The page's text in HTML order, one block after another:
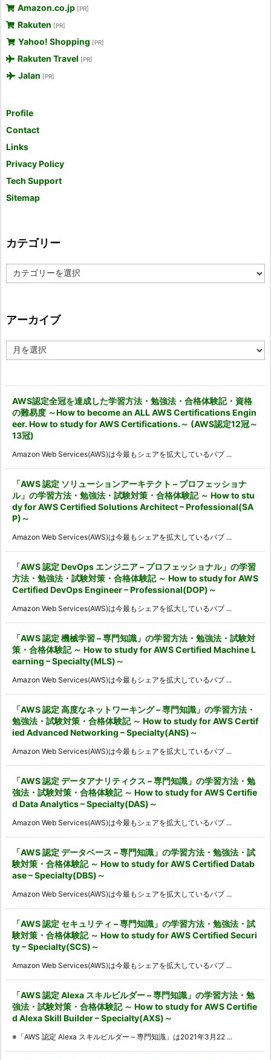
Amazon.co.jp [PR]
Rakuten [PR]
Yahoo! Shopping [PR]
Rakuten Travel [PR]
Jalan [PR]
Profile
Contact
Links
Privacy Policy
Tech Support
Sitemap
カテゴリー
テ
ー
アーカイブ
ー
AWS認定全冠を達成した学習方法・勉強法・合格体験記・資格
の難易度 ～How to become an ALL AWS Certifications Engin
eer. How to study for AWS Certifications.～ (AWS認定12冠～
13冠)
Amazon Web Services(AWS)は今最もシェアを拡大しているパブ ...
「AWS 認定 ソリューションアーキテクト – プロフェッショナ
ル」の学習方法・勉強法・試験対策・合格体験記 ～ How to stu
dy for AWS Certified Solutions Architect – Professional(SA
P)～
Amazon Web Services(AWS)は今最もシェアを拡大しているパブ ...
「AWS 認定 DevOps エンジニア – プロフェッショナル」の学習
方法・勉強法・試験対策・合格体験記 ～ How to study for AWS
Certified DevOps Engineer – Professional(DOP)～
Amazon Web Services(AWS)は今最もシェアを拡大しているパブ ...
「AWS 認定 機械学習 – 専門知識」の学習方法・勉強法・試験対
策・合格体験記 ～ How to study for AWS Certified Machine L
earning – Specialty(MLS)～
Amazon Web Services(AWS)は今最もシェアを拡大しているパブ ...
「AWS 認定 高度なネットワーキング – 専門知識」の学習方法・
勉強法・試験対策・合格体験記 ～ How to study for AWS Certif
ied Advanced Networking – Specialty(ANS)～
Amazon Web Services(AWS)は今最もシェアを拡大しているパブ ...
「AWS 認定 データアナリティクス – 専門知識」の学習方法・勉
強法・試験対策・合格体験記 ～ How to study for AWS Certifie
d Data Analytics – Specialty(DAS)～
Amazon Web Services(AWS)は今最もシェアを拡大しているパブ ...
「AWS 認定 データベース – 専門知識」の学習方法・勉強法・試
験対策・合格体験記 ～ How to study for AWS Certified Datab
ase – Specialty(DBS)～
Amazon Web Services(AWS)は今最もシェアを拡大しているパブ ...
「AWS 認定 セキュリティ – 専門知識」の学習方法・勉強法・試
験対策・合格体験記 ～ How to study for AWS Certified Securi
ty – Specialty(SCS)～
Amazon Web Services(AWS)は今最もシェアを拡大しているパブ ...
「AWS 認定 Alexa スキルビルダー – 専門知識」の学習方法・勉
強法・試験対策・合格体験記 ～ How to study for AWS Certifie
d Alexa Skill Builder – Specialty(AXS)～
※「AWS 認定 Alexa スキルビルダー – 専門知識」は2021年3月22 ...